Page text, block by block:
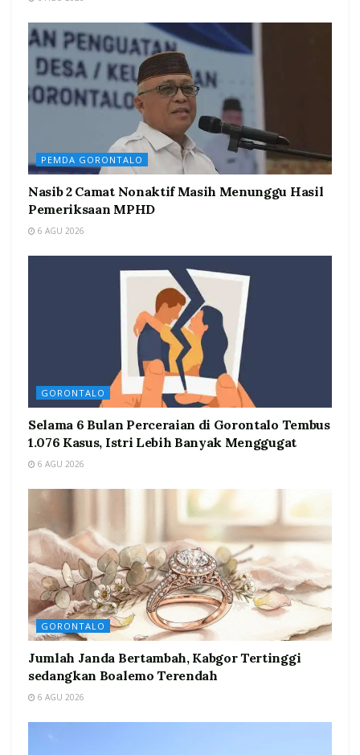
PEMDA GORONTALO
Nasib 2 Camat Nonaktif Masih Menunggu Hasil
Pemeriksaan MPHD
6 AGU 2026
GORONTALO
Selama 6 Bulan Perceraian di Gorontalo Tembus
1.076 Kasus, Istri Lebih Banyak Menggugat
6 AGU 2026
GORONTALO
Jumlah Janda Bertambah, Kabgor Tertinggi
sedangkan Boalemo Terendah
6 AGU 2026